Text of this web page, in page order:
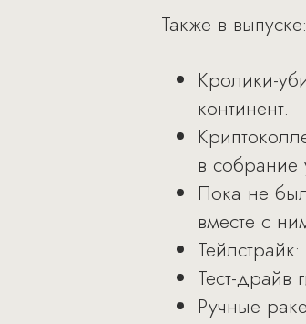
Также в выпуске:
Кролики-
континент.
в собрание
Пока не
вместе с
Тест-драйв
Ручные